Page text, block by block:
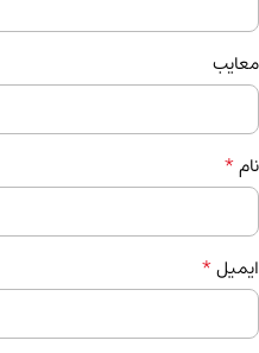
معایب
نام*
ایمیل*